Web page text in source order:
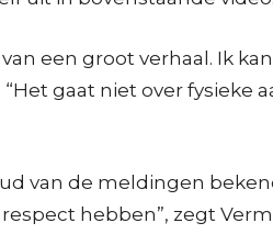
een groot verhaal. Ik
gaat niet over fysieke
van de meldingen
hebben”, zegt